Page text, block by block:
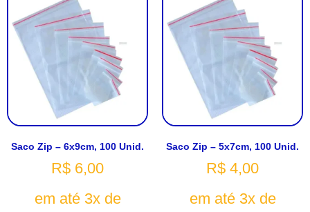
Saco Zip – 6x9cm, 100 Unid.
R$ 6,00
em até 3x de
Saco Zip – 5x7cm, 100 Unid.
R$ 4,00
em até 3x de